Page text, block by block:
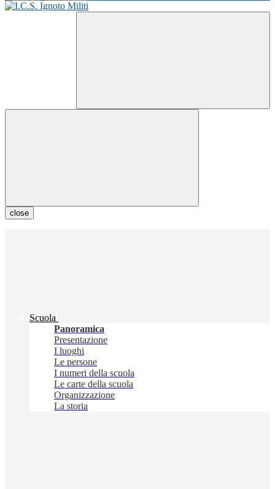
close
Scuola
Panoramica
Presentazione
I luoghi
Le persone
I numeri della scuola
Le carte della scuola
Organizzazione
La storia